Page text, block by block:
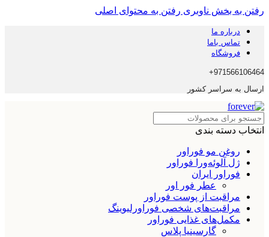
رفتن به بخش ناوبری رفتن به محتوای اصلی
درباره ما
تماس باما
فروشگاه
971566106464+
ارسال به سراسر کشور
انتخاب دسته بندی
روغن مو فوراور
ژل آلوئه‌ورا فوراور
فوراور ایران
عطر فور اور
مراقبت از پوست فوراور
مراقبت‌های شخصی فوراورلیوینگ
مکمل‌های غذایی فوراور
گارسینیا پلاس